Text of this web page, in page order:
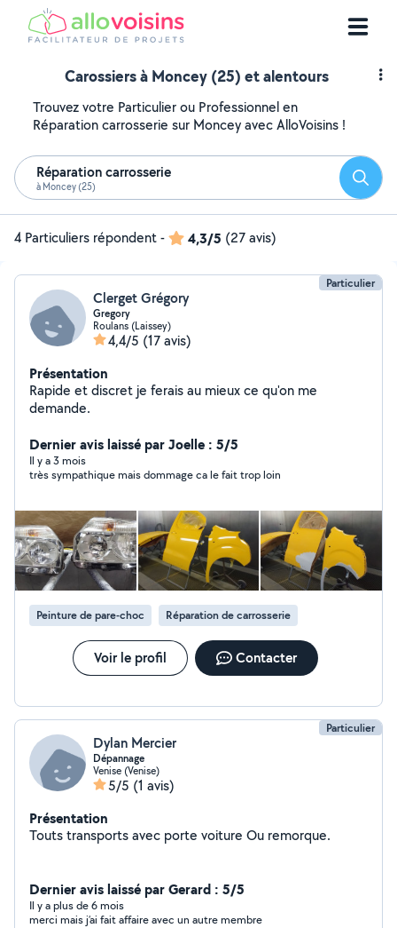
Carossiers à Moncey (25) et alentours
Trouvez votre Particulier ou Professionnel en
Réparation carrosserie sur Moncey avec AlloVoisins !
Réparation carrosserie
à Moncey (25)
4 Particuliers répondent- 4,3/5 (27 avis)
Particulier
Clerget Grégory
Gregory
Roulans (Laissey)
4,4/5 (17 avis)
Présentation
Rapide et discret je ferais au mieux ce qu'on me
demande.
Dernier avis laissé par Joelle : 5/5
Il y a 3 mois
très sympathique mais dommage ca le fait trop loin
Peinture de pare-choc Réparation de carrosserie
Voir le profil Contacter
Particulier
Dylan Mercier
Dépannage
Venise (Venise)
5/5 (1 avis)
Présentation
Touts transports avec porte voiture Ou remorque.
Dernier avis laissé par Gerard : 5/5
Il y a plus de 6 mois
merci mais j’ai fait affaire avec un autre membre